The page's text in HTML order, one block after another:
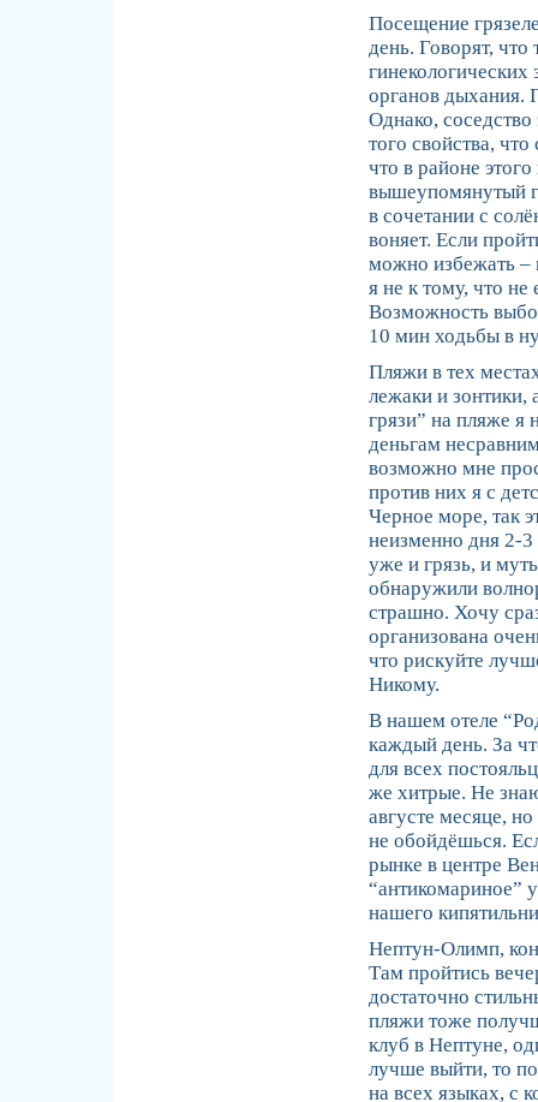
Посещение
день. Говорят,
гинекологических
органов дыхания.
Однако,
того свойства,
что в районе
вышеупомянутый
в сочетании с
воняет. Если
можно избежать –
я не к тому, что не
Возможность
10 мин ходьбы в
Пляжи в тех
лежаки и
грязи” на пляже я
деньгам
возможно мне
против них я с
Черное море, так
неизменно дня 2-3
уже и грязь, и
обнаружили
страшно. Хочу
организована
что рискуйте
Никому.
В нашем отеле
каждый день. За
для всех
же хитрые. Не
августе месяце,
не обойдёшься.
рынке в центре
“антикомариное”
нашего
Нептун-Олимп,
Там пройтись
достаточно
пляжи тоже
клуб в Нептуне,
лучше выйти, то
на всех языках, с